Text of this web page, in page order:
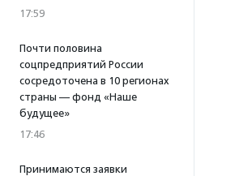
17:59
Почти половина
соцпредприятий России
сосредоточена в 10 регионах
страны — фонд «Наше
будущее»
17:46
Принимаются заявки